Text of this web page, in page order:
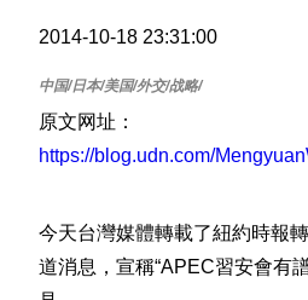
2014-10-18 23:31:00
原文网址：
https://blog.udn.com/
今天台灣媒體轉載了紐約時報
道消息，宣稱“APEC習安會有